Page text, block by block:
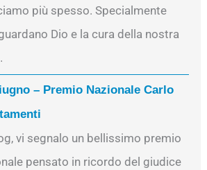
più spesso. Specialmente
Dio e la cura della nostra
– Premio Nazionale Carlo
vi segnalo un bellissimo premio
pensato in ricordo del giudice